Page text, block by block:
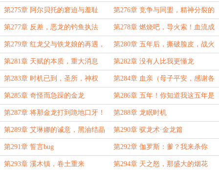
术·金龙篇
第275章 阿尔贝托的窘迫与羞耻 第276章 竞争与同盟，精神分裂的
金龙
第277章 反差，恶龙的钓鱼执法 第278章 燃烧吧，导火索！血流成
河（日万求月票）
第279章 红龙父与铁龙娘的再遇，
烈焰，鲜血，死亡
第280章 五年后，撕破脸皮，战火
燃起
第281章 天赋的本质，重大消息 第282章 没有人比我更懂龙
第283章 时机已到，圣所，神权 第284章 血亲（母子平安，感谢各
位的祝福）
第285章 奇怪而急躁的金龙 第286章 五年！你知道我这五年是
怎么过的吗？！
第287章 将那金龙打到跪地口牙！ 第288章 龙眠时机
第289章 艾琳娜的诚意，黑油结晶 第290章 驭龙术·金龙篇
第291章 誓言bug 第292章 伽罗斯：爹？我来杀你
了！（日万求月票）
第293章 溪木镇，卷土重来 第294章 天之怒，那盛大的烟花